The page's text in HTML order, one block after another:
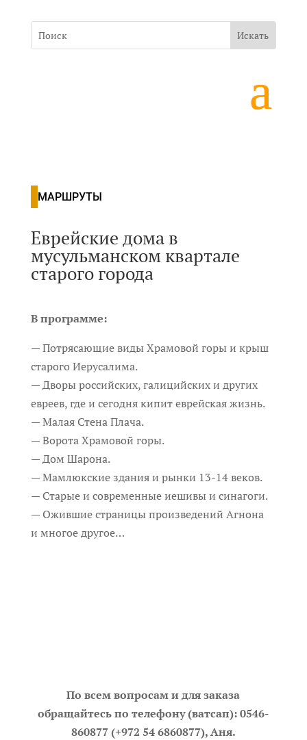
МАРШРУТЫ
Еврейские дома в
мусульманском квартале
старого города
В программе:
— Потрясающие виды Храмовой горы и крыш
старого Иерусалима.
— Дворы российских, галицийских и других
евреев, где и сегодня кипит еврейская жизнь.
— Малая Стена Плача.
— Ворота Храмовой горы.
— Дом Шарона.
— Мамлюкские здания и рынки 13-14 веков.
— Старые и современные иешивы и синагоги.
— Ожившие страницы произведений Агнона
и многое другое…
По всем вопросам и для заказа
обращайтесь по телефону (ватсап): 0546-
860877 (+972 54 6860877), Аня.